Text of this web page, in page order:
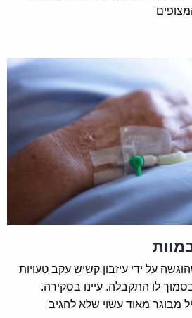
על ידי עיזבון קשיש עקב טעויות
לו התקבלה. עיינו בסקירה.
מבוגר מאוד עשוי שלא להגיב